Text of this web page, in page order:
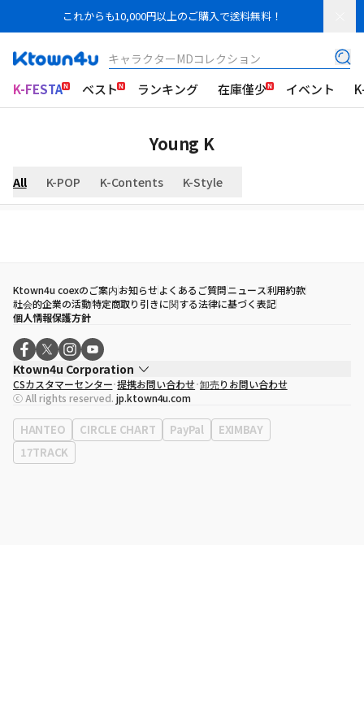
これからも10,000円以上のご購入で送料無料！
キャラクターMDコレクション
K-FESTA ベスト ランキング 在庫僅少 イベント
Young K
All K-POP K-Contents K-Style
Ktown4u coexのご案内お知らせよくあるご質問ニュース利用約款
社会的企業の活動特定商取り引きに関する法律に基づく表記
個人情報保護方針
Ktown4u Corporation
代表取締役
ソン・ヒョミン
事業者登録番号120-87-71116
eContext
0120-23-7523
事務所住所
ソウル特別市江南区永東大路513、3階(三成洞、coex)
CSカスタマーセンター 提携お問い合わせ 卸売りお問い合わせ
ⓒ All rights reserved. jp.ktown4u.com
HANTEO CIRCLE CHART PayPal
EXIMBAY
17TRACK